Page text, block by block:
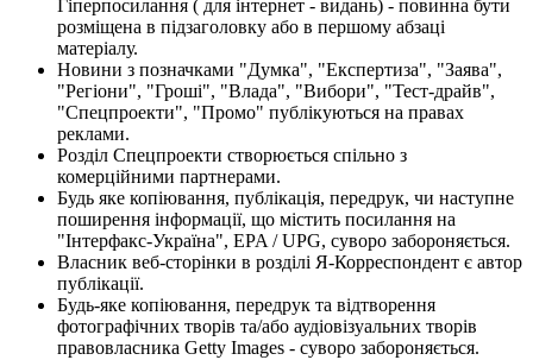
Гіперпосилання ( для інтернет - видань) - повинна бути
розміщена в підзаголовку або в першому абзаці
матеріалу.
Новини з позначками "Думка", "Експертиза", "Заява",
"Регіони", "Гроші", "Влада", "Вибори", "Тест-драйв",
"Спецпроекти", "Промо" публікуються на правах
реклами.
Розділ Спецпроекти створюється спільно з
комерційними партнерами.
Будь яке копіювання, публікація, передрук, чи наступне
поширення інформації, що містить посилання на
"Інтерфакс-Україна", EPA / UPG, суворо забороняється.
Власник веб-сторінки в розділі Я-Корреспондент є автор
публікації.
Будь-яке копіювання, передрук та відтворення
фотографічних творів та/або аудіовізуальних творів
правовласника Getty Images - суворо забороняється.